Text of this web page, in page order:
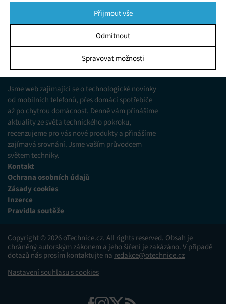
pomocí přepínačů v Zásadách cookies nebo kliknutím na tlačítko
Spravovat souhlas ve spodní části obrazovky.
Ukládání a/nebo přístup k informacím v zařízení, Porozumění
publiku prostřednictvím statistik nebo kombinací údajů z
různých zdrojů.
Marketing
Ukládání a/nebo přístup k informacím v zařízení, Použití
omezených údajů k výběru reklam, Vytváření profilů pro
personalizovanou reklamu, Používání profilů k výběru
personalizované reklamy, Vytváření profilů pro
personalizovaný obsah, Používání profilů pro výběr
personalizovaného obsahu, Použití omezených údajů k výběru
obsahu.
Funkce
zařízení na základě automaticky přenášených
informací.
Zajištění bezpečnosti, předcházení a zjišťování
voleb ochrany osobních údajů.
Přijmout vše
Odmítnout
Spravovat možnosti
Jsme web zajímající se o technologické novinky
od mobilních telefonů, přes domácí spotřebiče
až po chytrou domácnost. Denně vám přinášíme
aktuality ze světa technického pokroku,
recenzujeme pro vás nové produkty a přinášíme
zajímavá srovnání. Jsme vaším průvodcem
světem techniky.
Kontakt
Ochrana osobních údajů
Zásady cookies
Inzerce
Pravidla soutěže
Copyright © 2026 oTechnice.cz. All rights reserved. Obsah je
chráněný autorským zákonem a jeho šíření je zakázáno. V případě
dotazů nás prosím kontaktujte na redakce@otechnice.cz
Nastavení souhlasu s cookies